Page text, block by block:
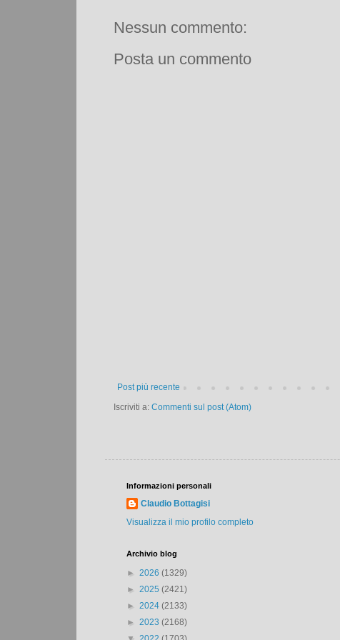
Nessun commento:
Posta un commento
Post più recente
Iscriviti a: Commenti sul post (Atom)
Informazioni personali
Claudio Bottagisi
Visualizza il mio profilo completo
Archivio blog
► 2026 (1329)
► 2025 (2421)
► 2024 (2133)
► 2023 (2168)